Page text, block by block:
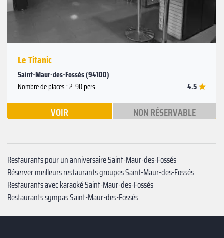
Le Titanic
Saint-Maur-des-Fossés (94100)
Nombre de places : 2-90 pers. 4.5
VOIR NON RÉSERVABLE
Restaurants pour un anniversaire Saint-Maur-des-Fossés
Réserver meilleurs restaurants groupes Saint-Maur-des-Fossés
Restaurants avec karaoké Saint-Maur-des-Fossés
Restaurants sympas Saint-Maur-des-Fossés